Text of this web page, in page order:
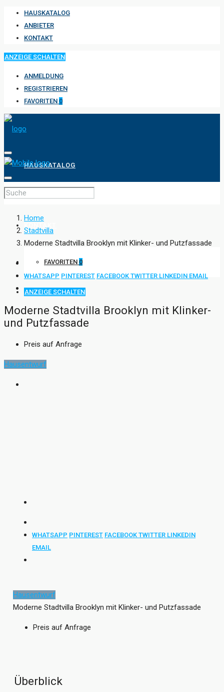
HAUSKATALOG
ANBIETER
KONTAKT
ANZEIGE SCHALTEN
ANMELDUNG
REGISTRIEREN
FAVORITEN 0
HAUSKATALOG
ANBIETER
FAVORITEN 0
ANZEIGE SCHALTEN
Home
Stadtvilla
Moderne Stadtvilla Brooklyn mit Klinker- und Putzfassade
WHATSAPP PINTEREST FACEBOOK TWITTER LINKEDIN EMAIL
Moderne Stadtvilla Brooklyn mit Klinker-
und Putzfassade
Preis auf Anfrage
Hausentwurf
WHATSAPP PINTEREST FACEBOOK TWITTER LINKEDIN
EMAIL
Hausentwurf
Moderne Stadtvilla Brooklyn mit Klinker- und Putzfassade
Preis auf Anfrage
Überblick